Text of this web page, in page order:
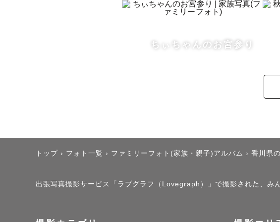
ちぃちゃんのお宮参り
トップ › フォト一覧 › ファミリーフォト(家族・親子)アルバム › 香川県
出張写真撮影サービス「ラブグラフ（Lovegraph）」で撮影された、